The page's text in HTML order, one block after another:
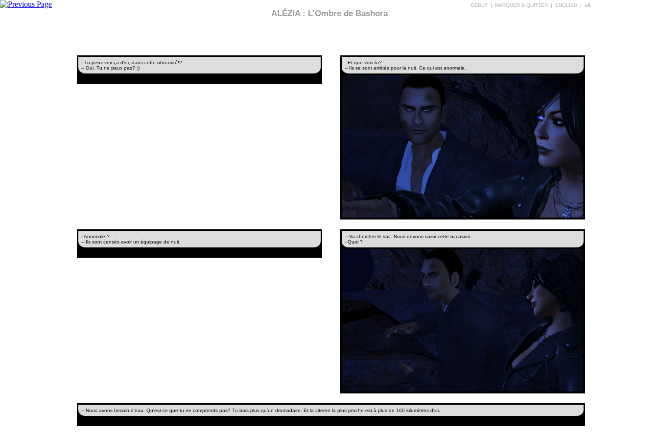
DÉBUT | MARQUER & QUITTER | ENGLISH | aA
ALÉZIA : L'Ombre de Bashora
- Tu peux voir ça d'ici, dans cette obscurité!?
-- Oui. Tu ne peux pas? ;)
- Et que vois-tu?
-- Ils se sont arrêtés pour la nuit. Ce qui est anormale.
- Anormale ?
-- Ils sont censés avoir un équipage de nuit.
-- Va chercher le sac. Nous devons saisir cette occasion.
- Quoi ?
-- Nous avons besoin d'eau. Qu'est-ce que tu ne comprends pas? Tu bois plus qu'un dromadaire. Et la citerne la plus proche est à plus de 160 kilomètres d'ici.